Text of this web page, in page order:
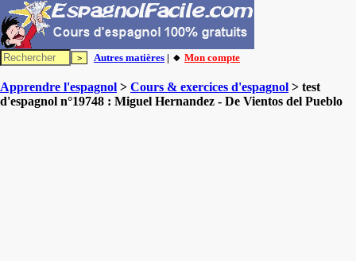
Autres matières | 🔸 Mon compte
Apprendre l'espagnol > Cours & exercices d'espagnol > test
d'espagnol n°19748 : Miguel Hernandez - De Vientos del Pueblo